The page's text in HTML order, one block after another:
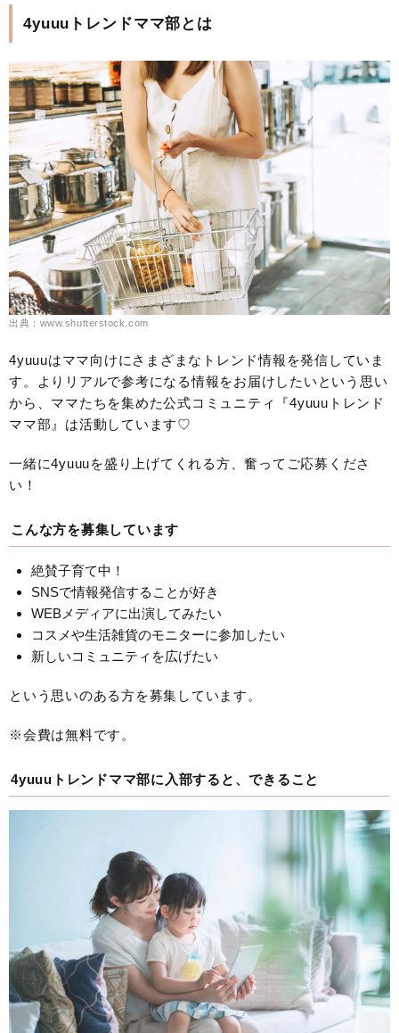
4yuuuトレンドママ部とは
出典：www.shutterstock.com
4yuuuはママ向けにさまざまなトレンド情報を発信していま
す。よりリアルで参考になる情報をお届けしたいという思い
から、ママたちを集めた公式コミュニティ『4yuuuトレンド
ママ部』は活動しています♡
一緒に4yuuuを盛り上げてくれる方、奮ってご応募くださ
い！
こんな方を募集しています
絶賛子育て中！
SNSで情報発信することが好き
WEBメディアに出演してみたい
コスメや生活雑貨のモニターに参加したい
新しいコミュニティを広げたい
という思いのある方を募集しています。
※会費は無料です。
4yuuuトレンドママ部に入部すると、できること